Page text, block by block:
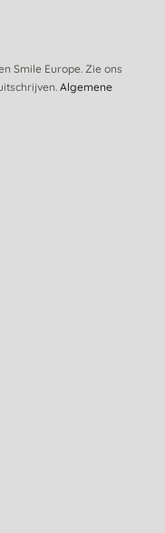
Smile Europe. Zie ons
Algemene